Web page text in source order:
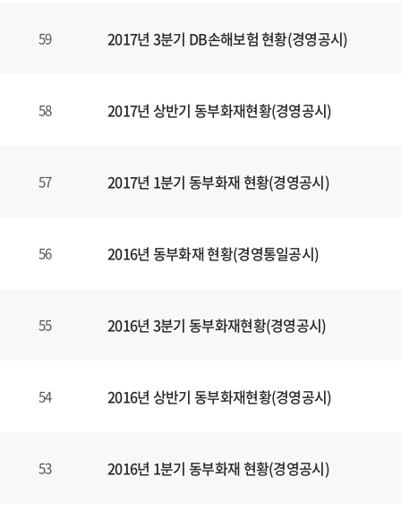
59 2017년 3분기 DB손해보험 현황(경영공시)
58 2017년 상반기 동부화재현황(경영공시)
57 2017년 1분기 동부화재 현황(경영공시)
56 2016년 동부화재 현황(경영통일공시)
55 2016년 3분기 동부화재현황(경영공시)
54 2016년 상반기 동부화재현황(경영공시)
53 2016년 1분기 동부화재 현황(경영공시)